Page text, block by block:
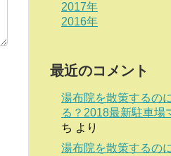
2017年
2016年
最近のコメント
湯布院を散策するの
る？2018最新駐車場
ち より
湯布院を散策するの